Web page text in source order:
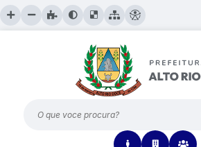
O que voce procura?